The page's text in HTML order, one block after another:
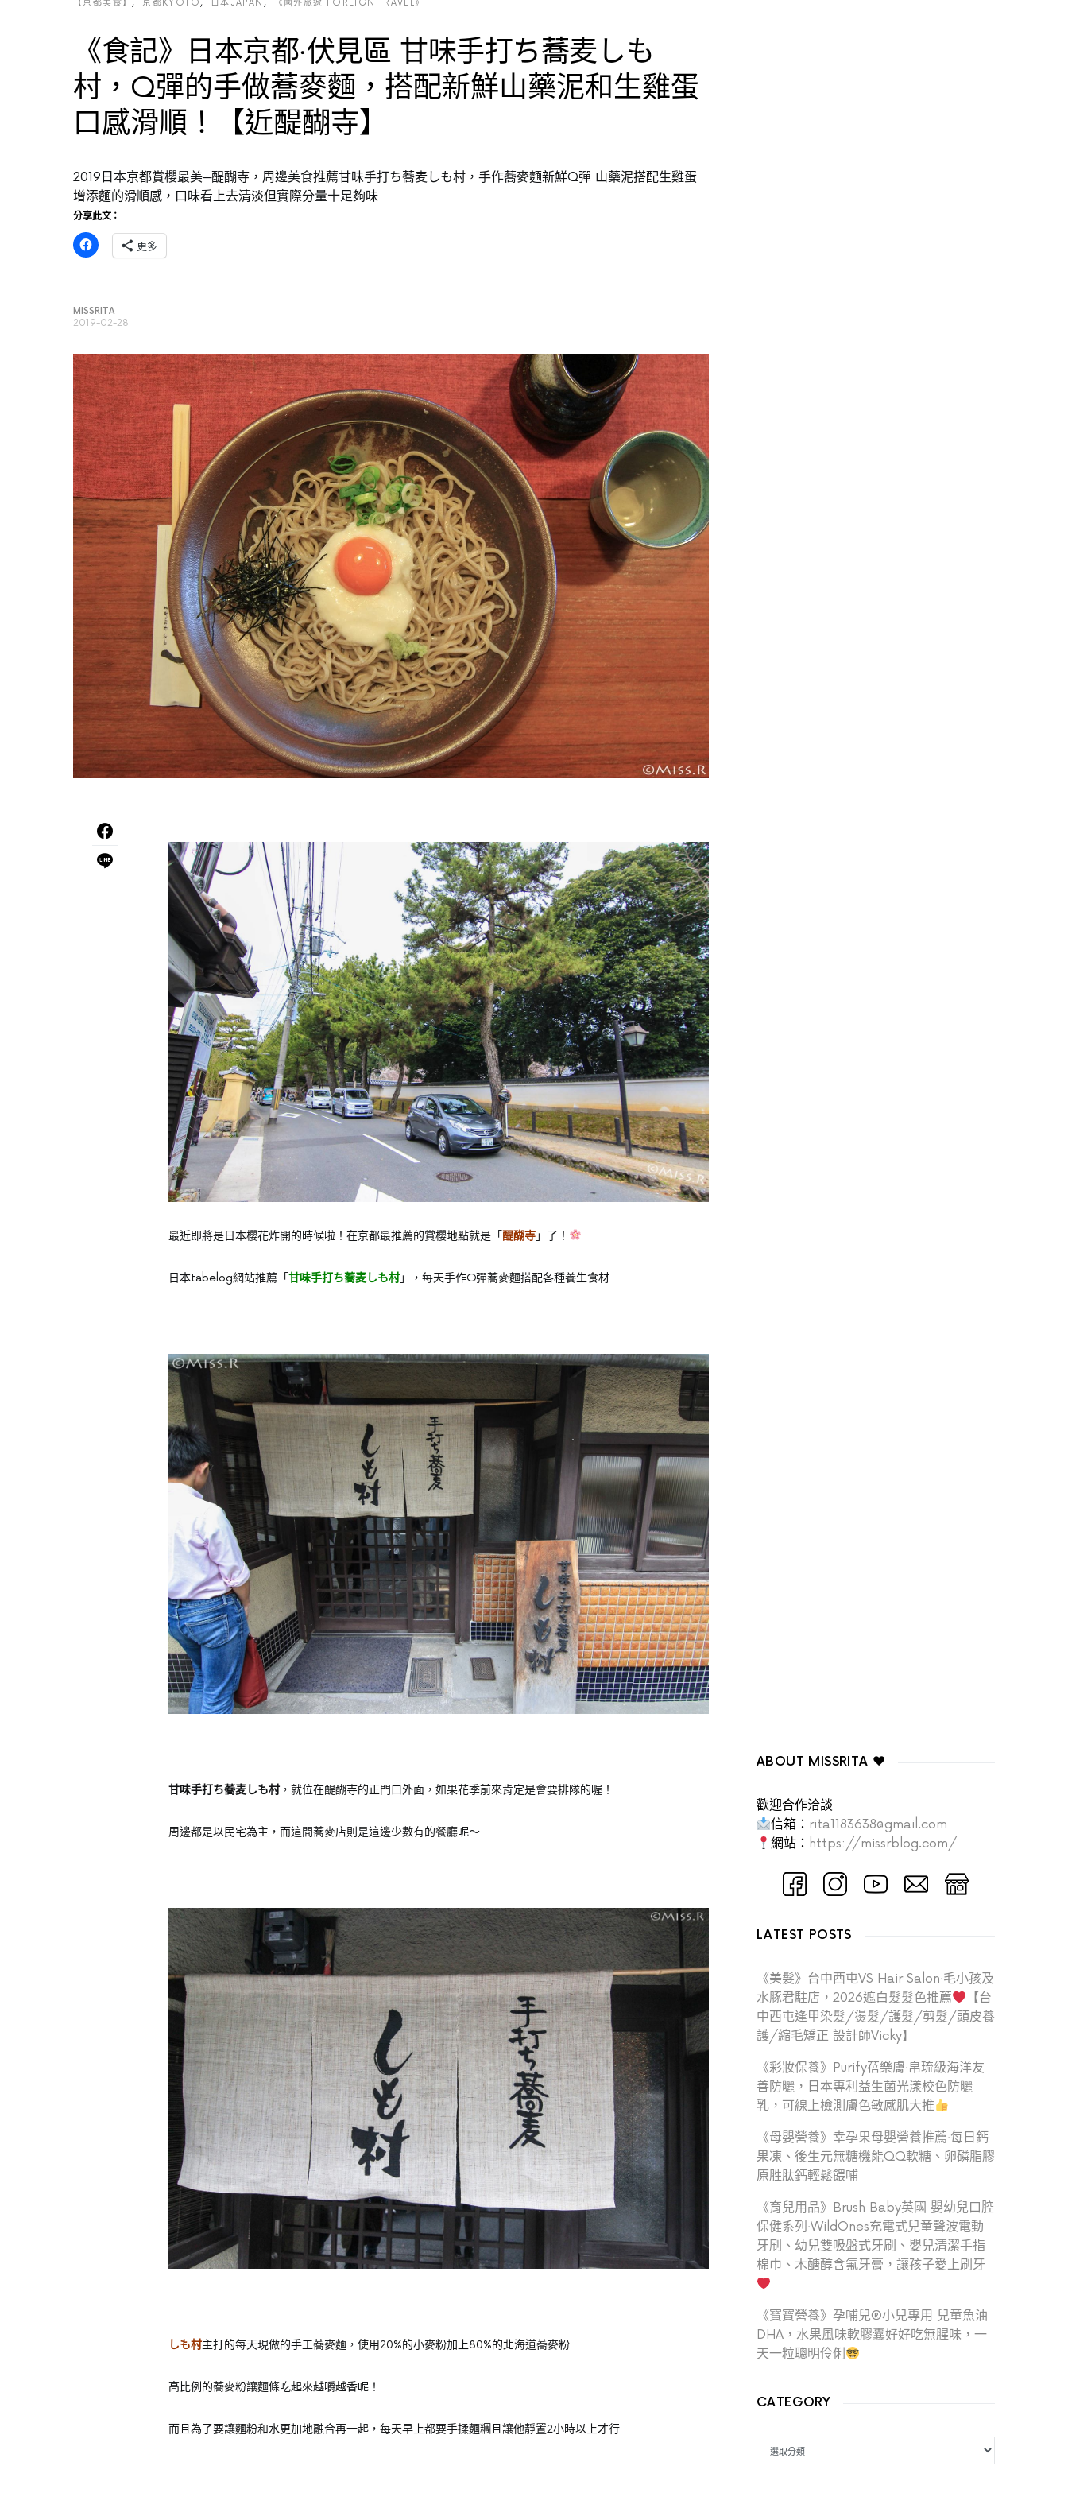
【京都美食】 京都KYOTO 日本JAPAN 《國外旅遊 FOREIGN TRAVEL》
《食記》日本京都‧伏見區 甘味手打ち蕎麦しも
村，Q彈的手做蕎麥麵，搭配新鮮山藥泥和生雞蛋
口感滑順！【近醍醐寺】
2019日本京都賞櫻最美─醍醐寺，周邊美食推薦甘味手打ち蕎麦しも村，手作蕎麥麵新鮮Q彈 山藥泥搭配生雞蛋
增添麵的滑順感，口味看上去清淡但實際分量十足夠味
分享此文：
更多
MISSRITA
2019-02-28
最近即將是日本櫻花炸開的時候啦！在京都最推薦的賞櫻地點就是「醍醐寺」了！
日本tabelog網站推薦「甘味手打ち蕎麦しも村」，每天手作Q彈蕎麥麵搭配各種養生食材
甘味手打ち蕎麦しも村 ，就位在醍醐寺的正門口外面，如果花季前來肯定是會要排隊的喔！
周邊都是以民宅為主，而這間蕎麥店則是這邊少數有的餐廳呢～
しも村主打的每天現做的手工蕎麥麵，使用20%的小麥粉加上80%的北海道蕎麥粉
高比例的蕎麥粉讓麵條吃起來越嚼越香呢！
而且為了要讓麵粉和水更加地融合再一起，每天早上都要手揉麵糰且讓他靜置2小時以上才行
ABOUT MISSRITA ♥
歡迎合作洽談
信箱： rita1183638@gmail.com
網站： https://missrblog.com/
LATEST POSTS
《美髮》台中西屯VS Hair Salon‧毛小孩及
水豚君駐店，2026遮白髮髮色推薦
【台
中西屯逢甲染髮/燙髮/護髮/剪髮/頭皮養
護/縮毛矯正 設計師Vicky】
《彩妝保養》Purify蓓樂膚‧帛琉級海洋友
善防曬，日本專利益生菌光漾校色防曬
乳，可線上檢測膚色敏感肌大推
《母嬰營養》幸孕果母嬰營養推薦‧每日鈣
果凍、後生元無糖機能QQ軟糖、卵磷脂膠
原胜肽鈣輕鬆餵哺
《育兒用品》Brush Baby英國 嬰幼兒口腔
保健系列‧WildOnes充電式兒童聲波電動
牙刷、幼兒雙吸盤式牙刷、嬰兒清潔手指
棉巾、木醣醇含氟牙膏，讓孩子愛上刷牙
《寶寶營養》孕哺兒®小兒專用 兒童魚油
DHA，水果風味軟膠囊好好吃無腥味，一
天一粒聰明伶俐
CATEGORY